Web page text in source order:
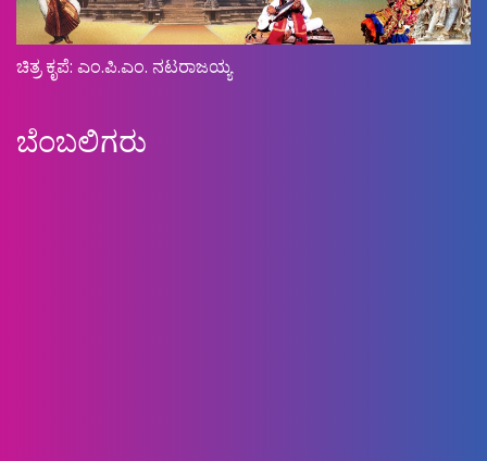
ಚಿತ್ರ ಕೃಪೆ: ಎಂ.ಪಿ.ಎಂ. ನಟರಾಜಯ್ಯ
ಬೆಂಬಲಿಗರು